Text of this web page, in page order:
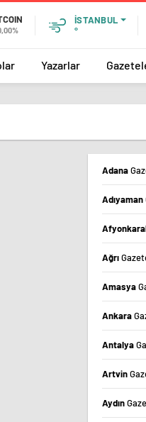
İSTANBUL
°
Yazarlar
Adana
Adıyaman
Ağrı
Amasya
Ankara
Antalya
Artvin
Aydın